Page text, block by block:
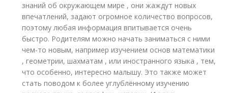
знаний об окружающем мире , они жаждут новых
впечатлений, задают огромное количество вопросов,
поэтому любая информация впитывается очень
быстро. Родителям можно начать заниматься с ними
чем-то новым, например изучением основ математики
, геометрии, шахматам , или иностранного языка , тем,
что особенно, интересно малышу. Это также может
стать поводом к более углублённому изучению